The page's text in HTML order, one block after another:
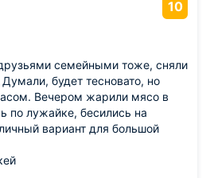
10
семейными тоже, сняли
будет тесновато, но
Вечером жарили мясо в
по лужайке, бесились на
вариант для большой